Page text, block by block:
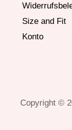
Size and Fit
Konto
Copyright ©